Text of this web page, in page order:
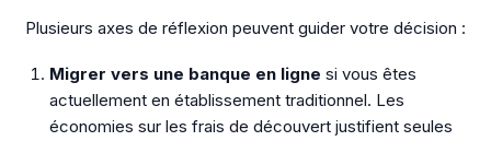
Plusieurs axes de réflexion peuvent guider votre décision :
Migrer vers une banque en ligne si vous êtes
actuellement en établissement traditionnel. Les
économies sur les frais de découvert justifient seules